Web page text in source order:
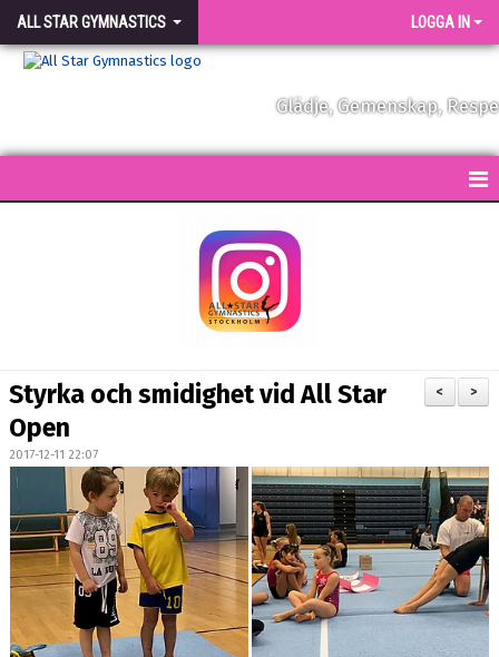
ALL STAR GYMNASTICS LOGGA IN
Glädje, Gemenskap,
VÅRA TRÄNARE
FÖRENINGSKLÄDER
DOKUMENT
BOKNING
FRITIDSKORTET
>
<
Styrka och smidighet vid All Star
Open
2017-12-11 22:07